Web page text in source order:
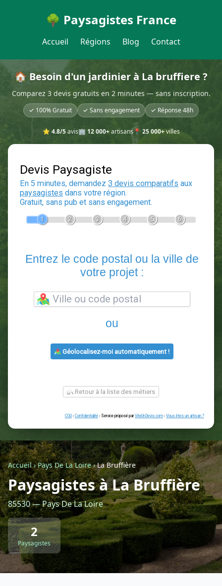
🌳 Paysagistes France
Accueil Régions Blog Contact
🏠 Besoin d'un jardinier à La bruffiere ?
Comparez 3 devis gratuits en 2 minutes — sans inscription.
✓ 100% Gratuit ✓ Sans engagement ✓ Réponse 48h
⭐ 4.8/5avis🏢 12 000+artisans📍 25 000+villes
Devis Paysagiste
En 5 minutes, demandez3 devis comparatifs
votre projet :
ou
Géolocalisez-moi automatiquement !
Retour à la liste des métiers
CGU-Confidentialité - Service proposé parViteUnDevis.com-Vous
Accueil›Pays De La Loire›La Bruffière
Paysagistes à La Bruffière
85530 — Pays De La Loire
2
Paysagistes